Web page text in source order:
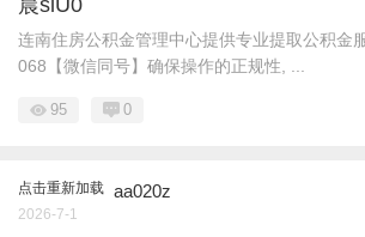
晨slU0
连南住房公积金管理中心提供专业提取公积金
068【微信同号】确保操作的正规性, ...
95 0
点击重新加载 aa020z
2026-7-1